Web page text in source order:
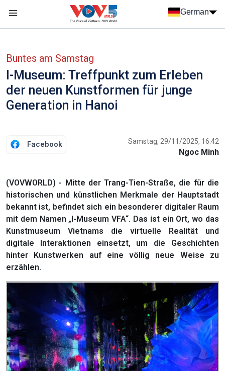
German
Buntes am Samstag
I-Museum: Treffpunkt zum Erleben
der neuen Kunstformen für junge
Generation in Hanoi
Facebook Samstag, 29/11/2025, 16:42
Ngoc Minh
(VOVWORLD) - Mitte der Trang-Tien-Straße, die für die
historischen und künstlichen Merkmale der Hauptstadt
bekannt ist, befindet sich ein besonderer digitaler Raum
mit dem Namen „I-Museum VFA“. Das ist ein Ort, wo das
Kunstmuseum Vietnams die virtuelle Realität und
digitale Interaktionen einsetzt, um die Geschichten
hinter Kunstwerken auf eine völlig neue Weise zu
erzählen.